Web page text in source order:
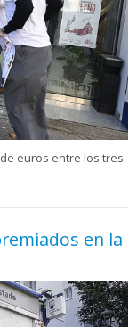
euros entre los tres
en la